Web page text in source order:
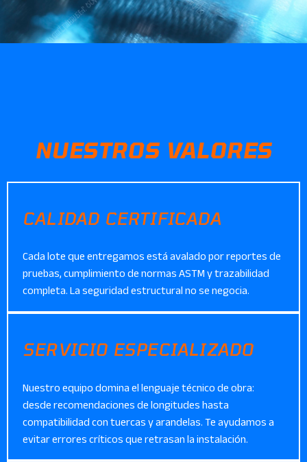
NUESTROS VALORES
CALIDAD CERTIFICADA
Cada lote que entregamos está avalado por reportes de
pruebas, cumplimiento de normas ASTM y trazabilidad
completa. La seguridad estructural no se negocia.
SERVICIO ESPECIALIZADO
Nuestro equipo domina el lenguaje técnico de obra:
desde recomendaciones de longitudes hasta
compatibilidad con tuercas y arandelas. Te ayudamos a
evitar errores críticos que retrasan la instalación.